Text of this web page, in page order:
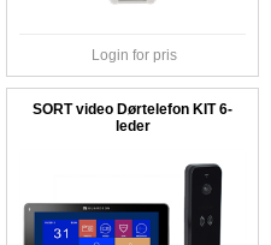
Login for pris
SORT video Dørtelefon KIT 6-
leder